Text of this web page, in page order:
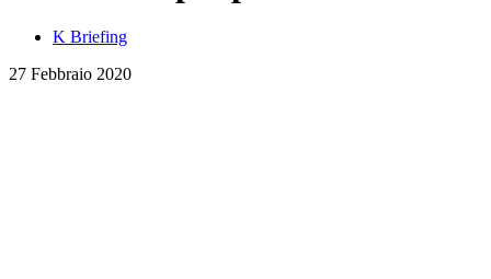
K Briefing
27 Febbraio 2020